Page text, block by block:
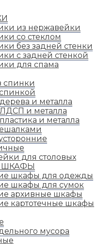
из нержавейки
со стеклом
без задней стенки
с задней стенкой
для спама
спинки
и металла
и металла
и металла
для столовых
ШКАФЫ
шкафы для одежды
шкафы для сумок
архивные шкафы
картотечные шкафы
мусора